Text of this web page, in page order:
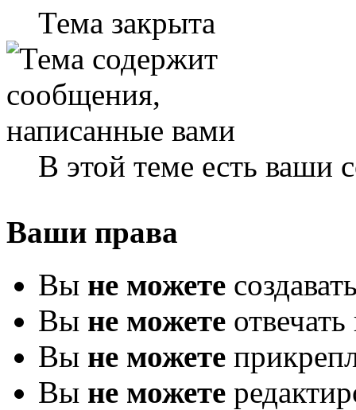
Тема закрыта
В этой теме есть ваши
Ваши права
Вы не можете
Вы не можете
Вы не можете
Вы не можете